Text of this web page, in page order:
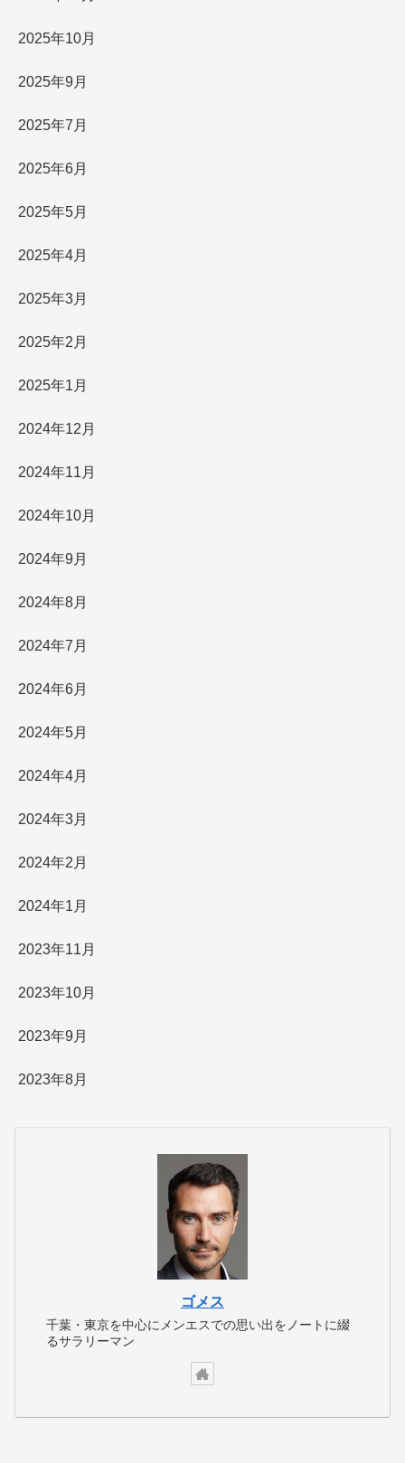
2025年10月
2025年9月
2025年7月
2025年6月
2025年5月
2025年4月
2025年3月
2025年2月
2025年1月
2024年12月
2024年11月
2024年10月
2024年9月
2024年8月
2024年7月
2024年6月
2024年5月
2024年4月
2024年3月
2024年2月
2024年1月
2023年11月
2023年10月
2023年9月
2023年8月
ゴメス
千葉・東京を中心にメンエスでの思い出をノートに綴
るサラリーマン